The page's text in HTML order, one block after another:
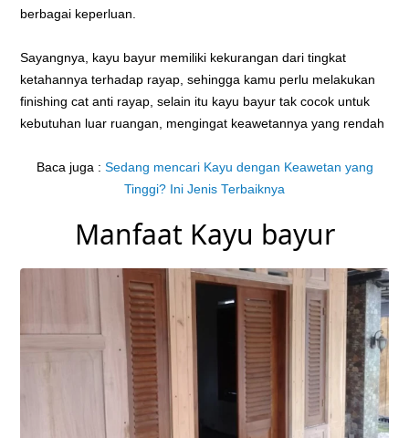
berbagai keperluan.
Sayangnya, kayu bayur memiliki kekurangan dari tingkat
ketahannya terhadap rayap, sehingga kamu perlu melakukan
finishing cat anti rayap, selain itu kayu bayur tak cocok untuk
kebutuhan luar ruangan, mengingat keawetannya yang rendah
Baca juga : Sedang mencari Kayu dengan Keawetan yang
Tinggi? Ini Jenis Terbaiknya
Manfaat Kayu bayur